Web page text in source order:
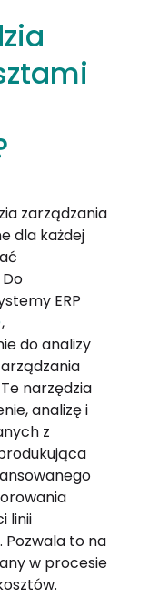
zarządzania
dla każdej
ERP
,
do analizy
narzędzia
analizę i
z
linii
. Pozwala to na
w procesie